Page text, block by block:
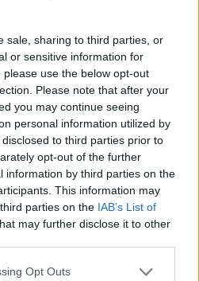
sale, sharing to third parties, or
or sensitive information for
use the below opt-out
Please note that after your
you may continue seeing
personal information utilized by
to third parties prior to
opt-out of the further
information by third parties on the
This information may
parties on the IAB’s List of
may further disclose it to other
Opt Outs
del 2010
de los S4 B5 los montaban
'mismo' motor pero con 15CV